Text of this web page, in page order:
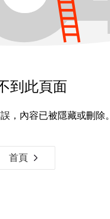
到此頁面
，內容已被隱藏或刪除。
首頁